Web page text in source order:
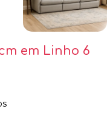
em Linho 6